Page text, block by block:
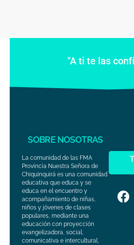
"A ti te las
SOBRE NOSOTRAS
La comunidad de las FMA
Provincia Nuestra Señora de
Chiquinquirá es una comunidad
educativa que educa y se
educa en el encuentro y
acompañamiento de niñas,
niños y jóvenes de clases
populares, mediante una
educación con proyección
evangelizadora, social,
comunicativa e intercultural,